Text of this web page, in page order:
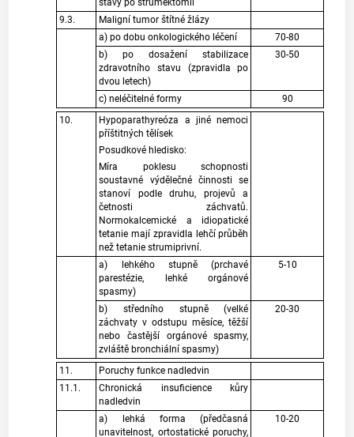
9.3.
Maligní tumor štítné žlázy
a) po dobu onkologického léčení
70-80
b) po dosažení stabilizace
zdravotního stavu (zpravidla po
dvou letech)
30-50
c) neléčitelné formy
90
10.
Hypoparathyreóza a jiné nemoci
příštitných tělísek
Posudkové hledisko:
Míra poklesu schopnosti
soustavné výdělečné činnosti se
stanoví podle druhu, projevů a
četnosti záchvatů.
Normokalcemické a idiopatické
tetanie mají zpravidla lehčí průběh
než tetanie strumiprivní.
a) lehkého stupně (prchavé
parestézie, lehké orgánové
spasmy)
5-10
b) středního stupně (velké
záchvaty v odstupu měsíce, těžší
nebo častější orgánové spasmy,
zvláště bronchiální spasmy)
20-30
11.
Poruchy funkce nadledvin
11.1.
Chronická insuficience kůry
nadledvin
a) lehká forma (předčasná
unavitelnost, ortostatické poruchy,
10-20